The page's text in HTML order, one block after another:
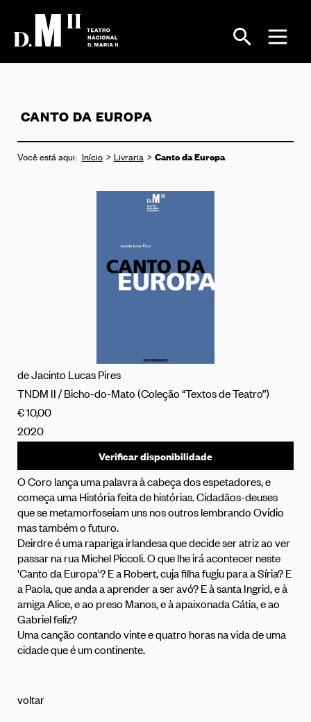
CANTO DA EUROPA
Você está aqui: Início Livraria Canto da Europa
de Jacinto Lucas Pires
TNDM II / Bicho-do-Mato (Coleção “Textos de Teatro”)
€ 10,00
2020
Verificar disponibilidade
O Coro lança uma palavra à cabeça dos espetadores, e
começa uma História feita de histórias. Cidadãos-deuses
que se metamorfoseiam uns nos outros lembrando Ovídio
mas também o futuro.
Deirdre é uma rapariga irlandesa que decide ser atriz ao ver
passar na rua Michel Piccoli. O que lhe irá acontecer neste
'Canto da Europa'? E a Robert, cuja filha fugiu para a Síria? E
a Paola, que anda a aprender a ser avó? E à santa Ingrid, e à
amiga Alice, e ao preso Manos, e à apaixonada Cátia, e ao
Gabriel feliz?
Uma canção contando vinte e quatro horas na vida de uma
cidade que é um continente.
voltar